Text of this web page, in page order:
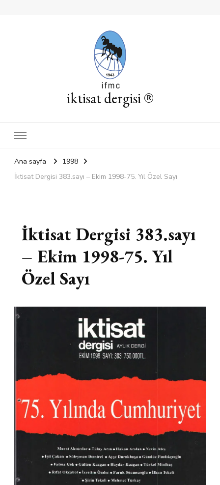
iktisat dergisi ®
Ana sayfa
1998
İktisat Dergisi 383.sayı – Ekim 1998-75. Yıl Özel Sayı
İktisat Dergisi 383.sayı
– Ekim 1998-75. Yıl
Özel Sayı